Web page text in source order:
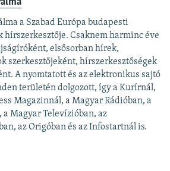
720p 1080p
1080p
a Szabad Európa budapesti
hírszerkesztője. Csaknem harminc éve
elsősorban hírek,
szerkesztőjeként, hírszerkesztőségek
A nyomtatott és az elektronikus sajtó
területén dolgozott, így a Kurírnál,
Magazinnál, a Magyar Rádióban, a
a Magyar Televízióban, az
az Origóban és az Infostartnál is.